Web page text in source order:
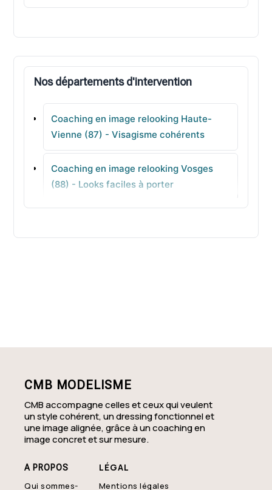
Aixe-sur-Vienne
Châlus
Saint-Priest-Taurion
Séreilhac
Saint-Priest-sous-Aixe
Nos départements d'intervention
Coaching en image relooking Haute-
Vienne (87) - Visagisme cohérents
Coaching en image relooking Vosges
(88) - Looks faciles à porter
Coaching en image relooking Essonne
CMB MODELISME
CMB accompagne celles et ceux qui veulent
un style cohérent, un dressing fonctionnel et
une image alignée, grâce à un coaching en
image concret et sur mesure.
A PROPOS
Qui sommes-
LÉGAL
Mentions légales